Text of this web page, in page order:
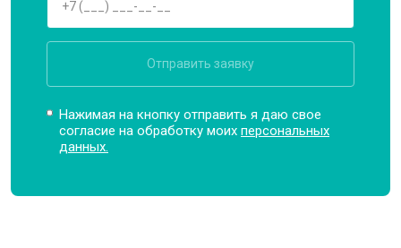
Отправить заявку
Нажимая на кнопку отправить я даю свое
согласие на обработку моихперсональных
данных.